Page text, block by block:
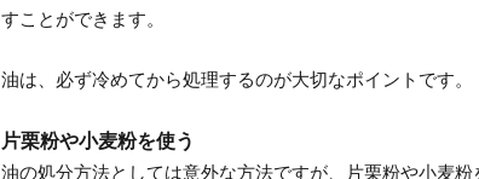
すことができます。
油は、必ず冷めてから処理するのが大切なポイントです。
片栗粉や小麦粉を使う
油の処分方法としては意外な方法ですが、片栗粉や小麦